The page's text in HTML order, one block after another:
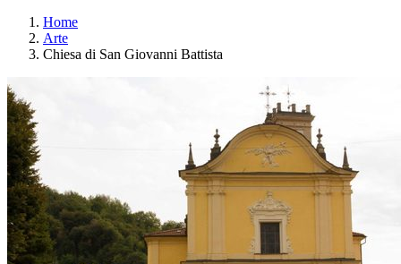
Home
Arte
Chiesa di San Giovanni Battista